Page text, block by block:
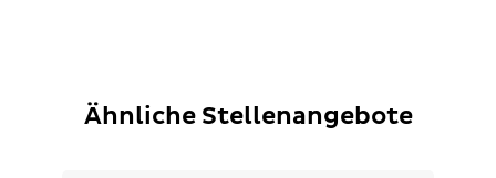
Ähnliche Stellenangebote